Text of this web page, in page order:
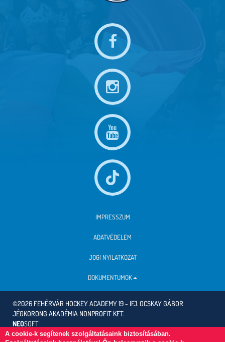
A cookie-k segítenek szolgáltatásaink biztosításában.
IMPRESSZUM
ADATVÉDELEM
JOGI NYILATKOZAT
DOKUMENTUMOK
©2026 FEHÉRVÁR HOCKEY ACADEMY 19 - IFJ. OCSKAY GÁBOR
JÉGKORONG AKADÉMIA NONPROFIT KFT.
NEOSOFT